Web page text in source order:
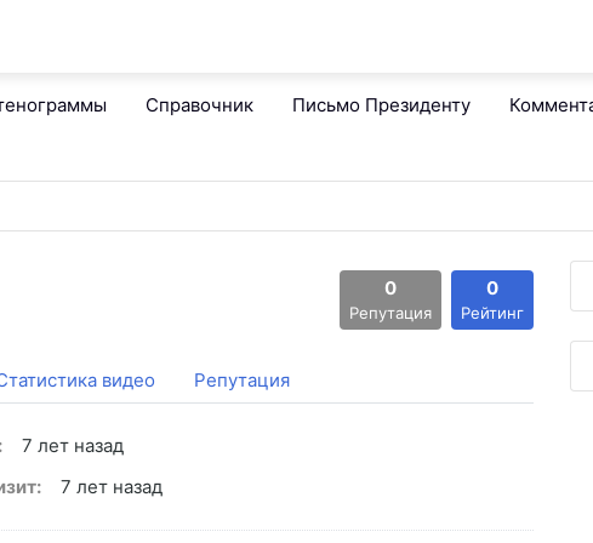
Справочник Письмо Президенту
0
Репутация
0
Рейтинг
видео Репутация
7 лет назад
7 лет назад